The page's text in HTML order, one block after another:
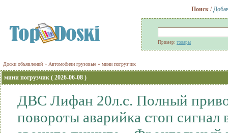
Поиск/
Пример: товары
Доски объявлений » Автомобили грузовые » мини погрузчик
мини погрузчик ( 2026-06-08 )
ДВС Лифан 20л.с. Полный
повороты аварийка стоп сигнал